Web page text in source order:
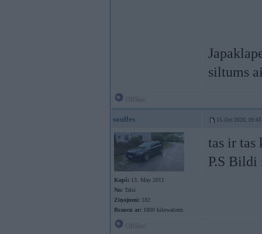
siltums
soulles 15. Oct 2020, 19:43
Kopš: 13. May 2011
No: Talsi
Ziņojumi: 182
Braucu ar: 1800 kilowatiem
tas ir tas
P.S Bildi